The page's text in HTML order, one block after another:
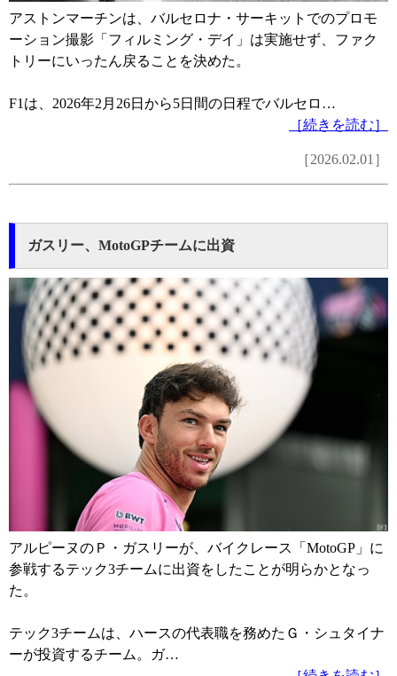
アストンマーチンは、バルセロナ・サーキットでのプロモ
ーション撮影「フィルミング・デイ」は実施せず、ファク
トリーにいったん戻ることを決めた。
F1は、2026年2月26日から5日間の日程でバルセロ…
［続きを読む］
［2026.02.01］
ガスリー、MotoGPチームに出資
アルピーヌのＰ・ガスリーが、バイクレース「MotoGP」に
参戦するテック3チームに出資をしたことが明らかとなっ
た。
テック3チームは、ハースの代表職を務めたＧ・シュタイナ
ーが投資するチーム。ガ…